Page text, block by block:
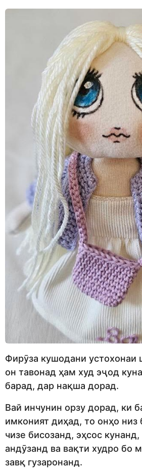
Фирӯза кушодани устохонаи
он тавонад ҳам худ эҷод
барад, дар нақша дорад.
Вай инчунин орзу дорад, ки
имконият диҳад, то онҳо низ
чизе бисозанд, эҳсос
андӯзанд ва вақти худро бо
завқ гузаронанд.